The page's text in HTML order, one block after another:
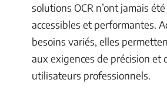
solutions OCR n’ont jamais
accessibles et performantes.
besoins variés, elles
aux exigences de précision et
utilisateurs professionnels.